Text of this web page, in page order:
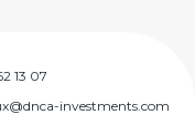
13 07
investments.com